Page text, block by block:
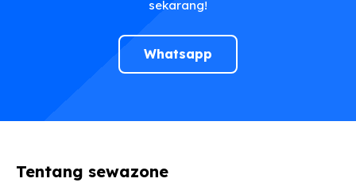
sekarang!
Whatsapp
Tentang sewazone